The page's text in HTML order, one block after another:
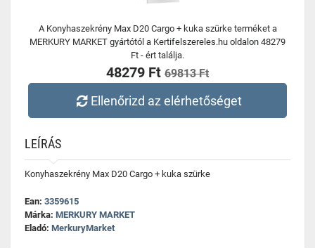
A Konyhaszekrény Max D20 Cargo + kuka szürke terméket a
MERKURY MARKET gyártótól a Kertifelszereles.hu oldalon 48279
Ft - ért találja.
48279 Ft 69813 Ft
Ellenőrizd az elérhetőséget
LEÍRÁS
Konyhaszekrény Max D20 Cargo + kuka szürke
Ean: 3359615
Márka: MERKURY MARKET
Eladó: MerkuryMarket